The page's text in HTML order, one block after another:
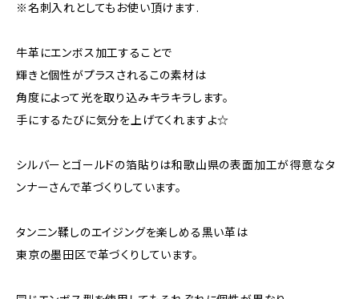
※名刺入れとしてもお使い頂けます.
牛革にエンボス加工することで
輝きと個性がプラスされるこの素材は
角度によって光を取り込みキラキラします。
手にするたびに気分を上げてくれますよ☆
シルバーとゴールドの箔貼りは和歌山県の表面加工が得意なタ
ンナーさんで革づくりしています。
タンニン鞣しのエイジングを楽しめる黒い革は
東京の墨田区で革づくりしています。